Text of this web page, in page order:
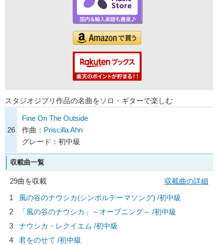
スタジオジブリ作品の名曲をソロ・ギターで楽しむ
26
Fine On The Outside
作曲： Priscilla Ahn
グレード：初中級
収載曲一覧
29曲を収載
収載曲の詳細
1
風の谷のナウシカ(シンボルテーマソング) /初中級
2
「風の谷のナウシカ」～オープニング～ /初中級
3
ナウシカ・レクイエム /初中級
4
君をのせて /初中級